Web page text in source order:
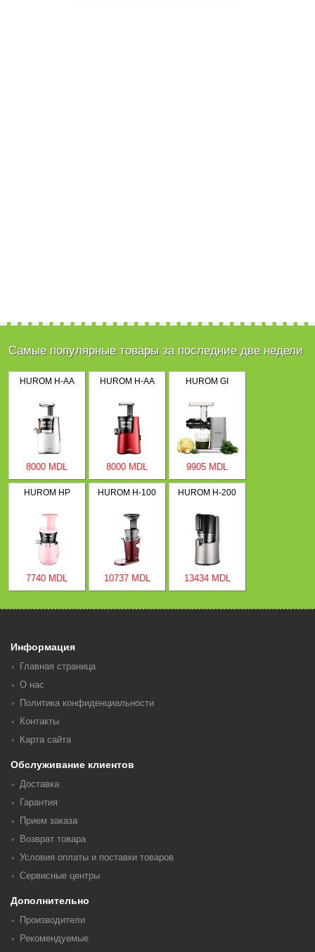
Самые популярные товары за последние две недели
HUROM H-AA
8000 MDL
HUROM H-AA
8000 MDL
HUROM GI
9905 MDL
HUROM HP
7740 MDL
HUROM H-100
10737 MDL
HUROM H-200
13434 MDL
Информация
Главная страница
О нас
Политика конфиденциальности
Контакты
Карта сайта
Обслуживание клиентов
Доставка
Гарантия
Прием заказа
Возврат товара
Условия оплаты и поставки товаров
Сервисные центры
Дополнительно
Производители
Рекомендуемые